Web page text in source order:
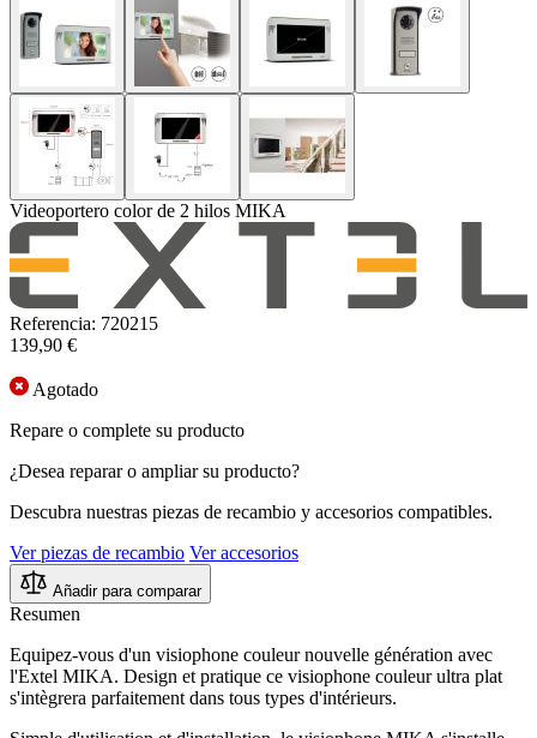
Videoportero color de 2 hilos MIKA
Referencia: 720215
139,90 €
Agotado
Repare o complete su producto
¿Desea reparar o ampliar su producto?
Descubra nuestras piezas de recambio y accesorios compatibles.
Ver piezas de recambio Ver accesorios
Añadir para comparar
Resumen
Equipez-vous d'un visiophone couleur nouvelle génération avec
l'Extel MIKA. Design et pratique ce visiophone couleur ultra plat
s'intègrera parfaitement dans tous types d'intérieurs.